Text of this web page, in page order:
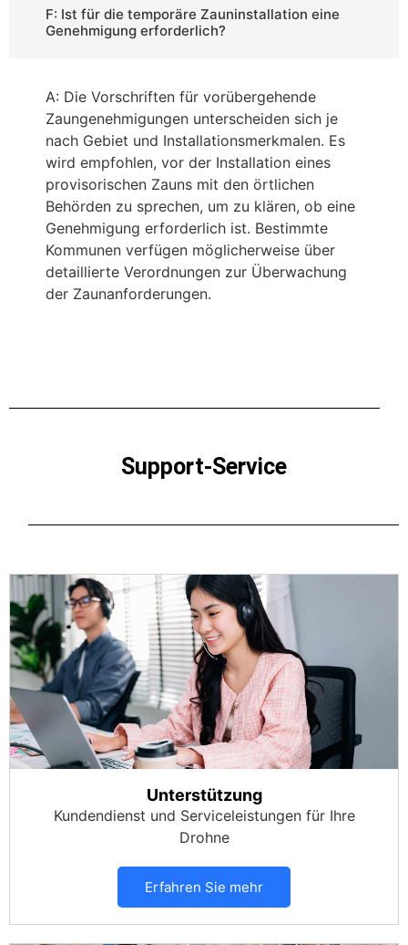
F: Ist für die temporäre Zauninstallation eine
Genehmigung erforderlich?
A: Die Vorschriften für vorübergehende
Zaungenehmigungen unterscheiden sich je
nach Gebiet und Installationsmerkmalen. Es
wird empfohlen, vor der Installation eines
provisorischen Zauns mit den örtlichen
Behörden zu sprechen, um zu klären, ob eine
Genehmigung erforderlich ist. Bestimmte
Kommunen verfügen möglicherweise über
detaillierte Verordnungen zur Überwachung
der Zaunanforderungen.
Support-Service
Unterstützung
Kundendienst und Serviceleistungen für Ihre
Drohne
Erfahren Sie mehr